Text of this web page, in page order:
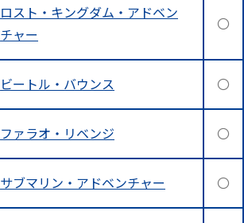
ロスト・キングダム・アドベン
チャー
〇
ビートル・バウンス 〇
ファラオ・リベンジ 〇
サブマリン・アドベンチャー 〇